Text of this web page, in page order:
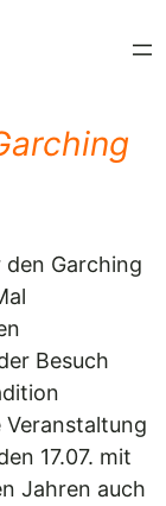
Garching
Besuch
Veranstaltung
17.07. mit
Jahren auch